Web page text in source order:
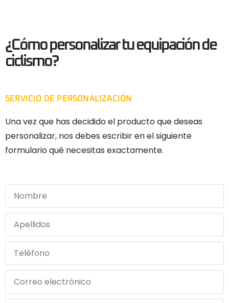
¿Cómo personalizar tu equipación de
ciclismo?
SERVICIO DE PERSONALIZACIÓN
Una vez que has decidido el producto que deseas
personalizar, nos debes escribir en el siguiente
formulario qué necesitas exactamente.